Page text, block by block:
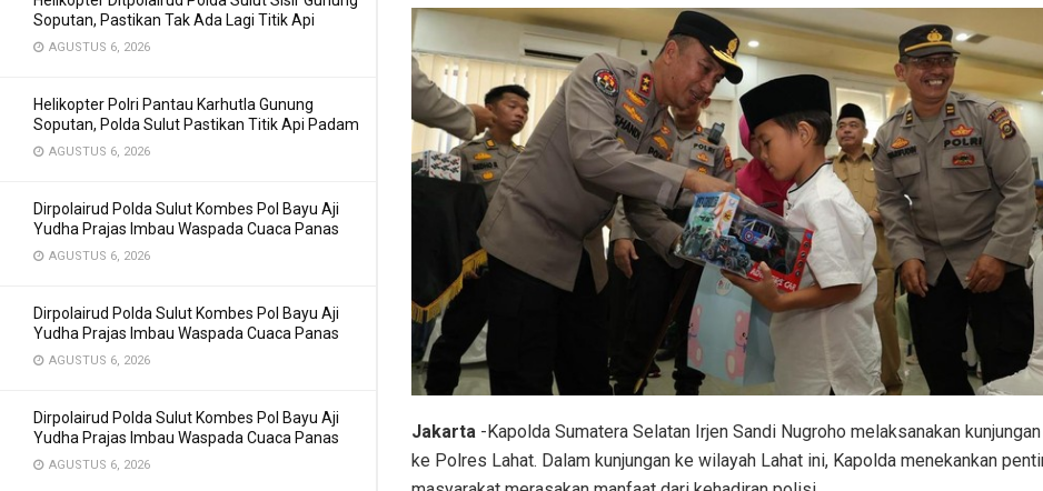
Soputan, Pastikan Tak Ada Lagi Titik Api
AGUSTUS 6, 2026
Helikopter Polri Pantau Karhutla Gunung
Soputan, Polda Sulut Pastikan Titik Api Padam
AGUSTUS 6, 2026
Dirpolairud Polda Sulut Kombes Pol Bayu Aji
Yudha Prajas Imbau Waspada Cuaca Panas
AGUSTUS 6, 2026
Dirpolairud Polda Sulut Kombes Pol Bayu Aji
Yudha Prajas Imbau Waspada Cuaca Panas
AGUSTUS 6, 2026
Dirpolairud Polda Sulut Kombes Pol Bayu Aji
Yudha Prajas Imbau Waspada Cuaca Panas
AGUSTUS 6, 2026
Jakarta -Kapolda Sumatera Selatan Irjen Sandi Nugroho melaksanakan
ke Polres Lahat. Dalam kunjungan ke wilayah Lahat ini, Kapolda menekankan